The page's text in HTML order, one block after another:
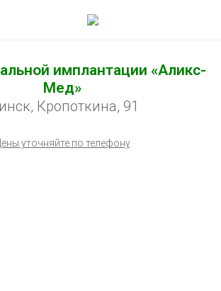
имплантации «Аликс-
Мед»
Кропоткина, 91
Цены уточняйте по телефону